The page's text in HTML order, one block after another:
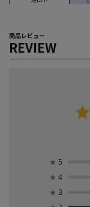
商品レビュー
REVIEW
★ 5
★ 4
★ 3